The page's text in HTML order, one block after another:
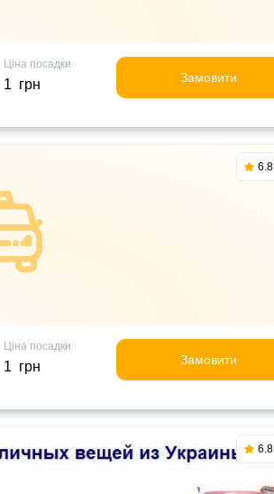
Ціна посадки
1 грн Замовити
6.8
Ціна посадки
1 грн Замовити
6.8